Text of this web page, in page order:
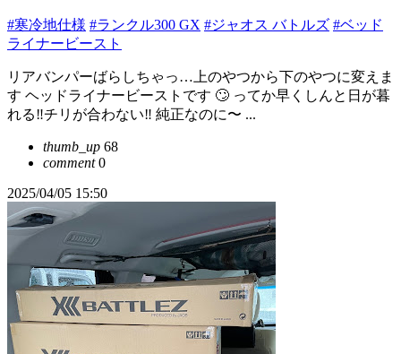
#寒冷地仕様 #ランクル300 GX #ジャオス バトルズ #ベッド
ライナービースト
リアバンパーばらしちゃっ…上のやつから下のやつに変えま
す ヘッドライナービーストです 🙄 ってか早くしんと日が暮
れる‼️チリが合わない‼️ 純正なのに〜 ...
thumb_up 68
comment0
2025/04/05 15:50